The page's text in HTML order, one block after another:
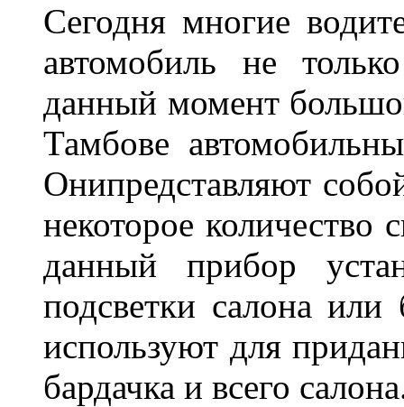
Сегодня многие
автомобиль не
данный момент
Тамбове
Онипредставляют
некоторое количество
данный прибор
подсветки салона
используют для
бардачка и всего